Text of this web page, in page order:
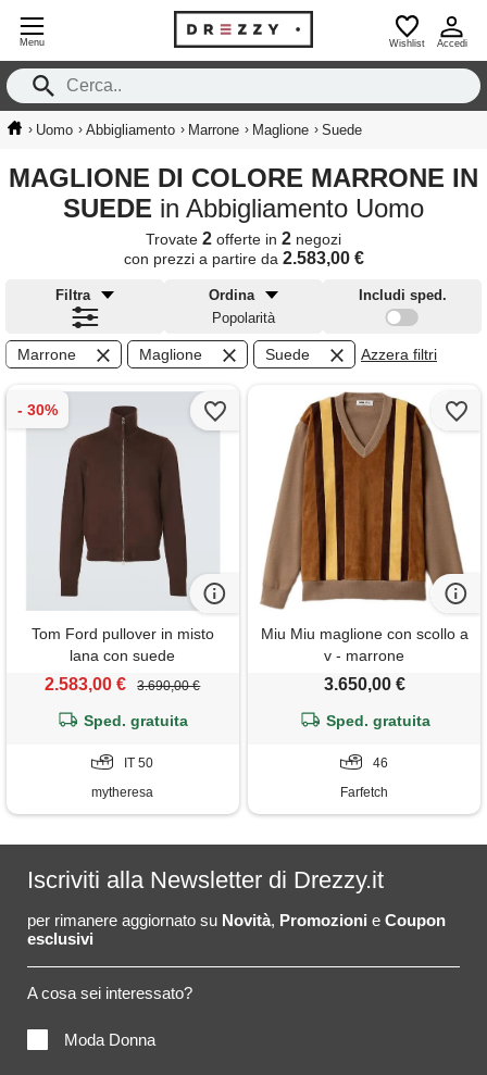
Menu Wishlist Accedi
› Uomo › Abbigliamento › Marrone › Maglione › Suede
MAGLIONE DI COLORE MARRONE IN
SUEDE in Abbigliamento Uomo
Trovate 2 offerte in 2 negozi
con prezzi a partire da 2.583,00 €
Filtra
Ordina
Popolarità
Includi sped.
Marrone Maglione Suede Azzera filtri
Tom Ford pullover in misto
lana con suede
2.583,00 € 3.690,00 €
Sped. gratuita
IT 50
mytheresa
Miu Miu maglione con scollo a
v - marrone
3.650,00 €
Sped. gratuita
46
Farfetch
Iscriviti alla Newsletter di Drezzy.it
per rimanere aggiornato su Novità, Promozioni e Coupon
esclusivi
A cosa sei interessato?
Moda Donna